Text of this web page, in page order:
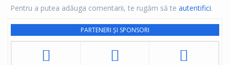
Pentru a putea adăuga comentarii, te rugăm să te autentifici.
PARTENERI ȘI SPONSORI